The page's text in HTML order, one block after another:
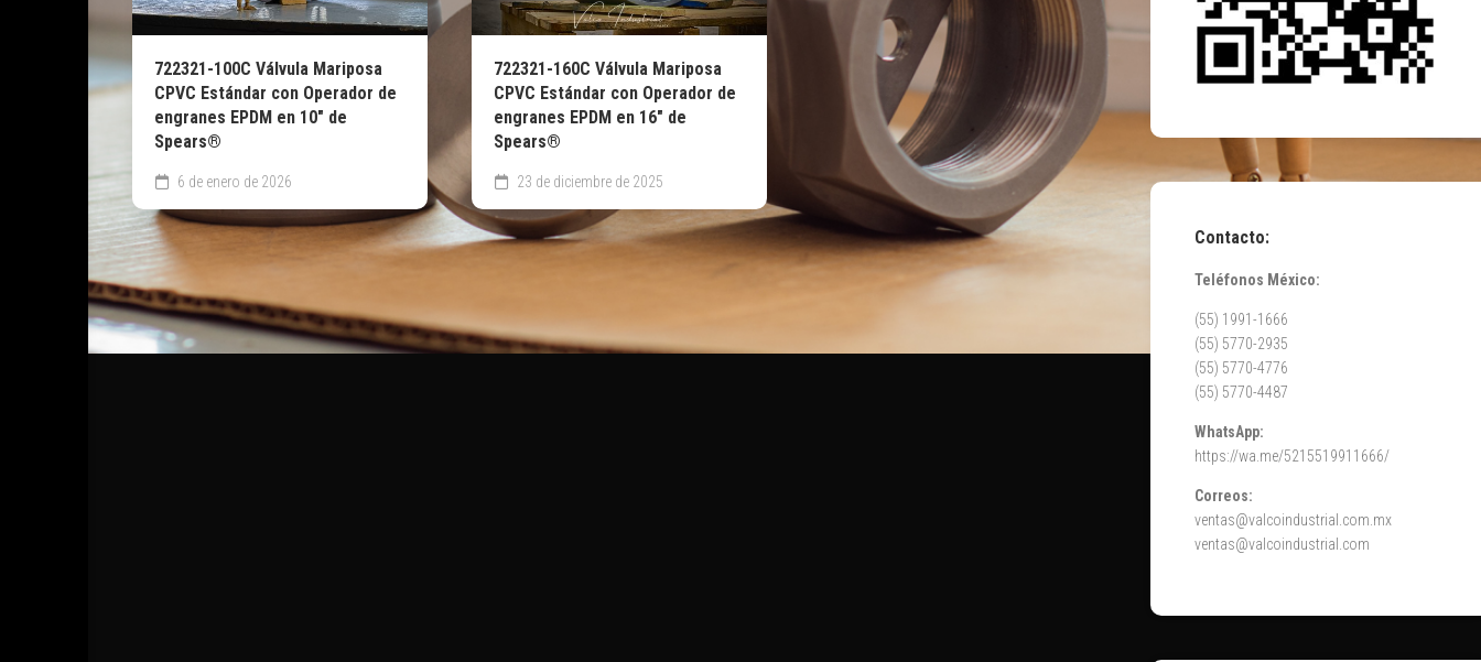
722321-100C Válvula Mariposa
CPVC Estándar con Operador de
engranes EPDM en 10″ de
Spears®
6 de enero de 2026
722321-160C Válvula Mariposa
CPVC Estándar con Operador de
engranes EPDM en 16″ de
Spears®
23 de diciembre de 2025
Contacto:
Teléfonos México:
(55) 1991-1666
(55) 5770-2935
(55) 5770-4776
(55) 5770-4487
WhatsApp:
https://wa.me/5215519911666/
Correos:
ventas@valcoindustrial.com.mx
ventas@valcoindustrial.com